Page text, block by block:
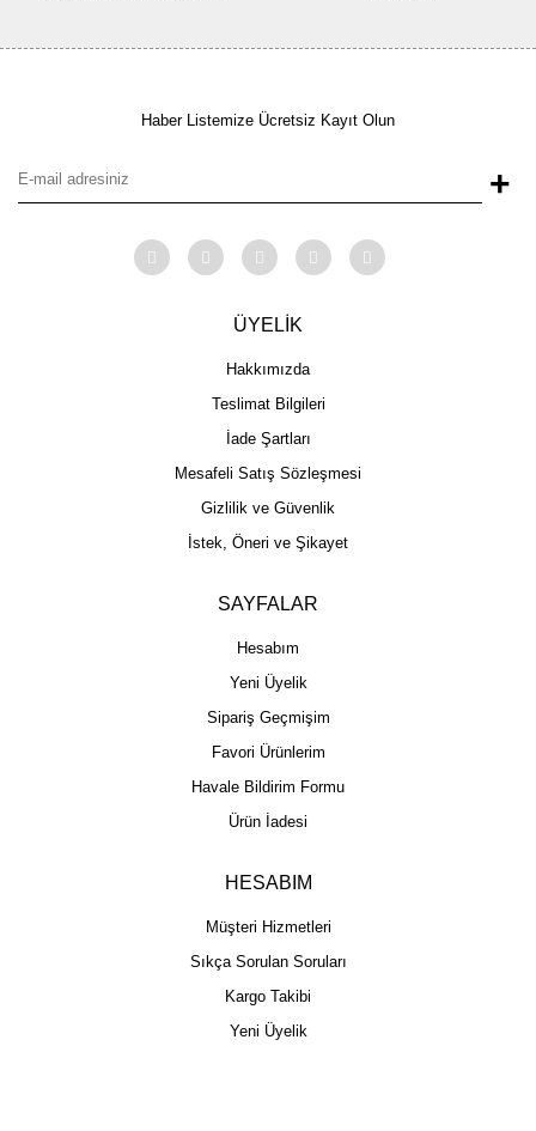
Haber Listemize Ücretsiz Kayıt Olun
+
ÜYELİK
Hakkımızda
Teslimat Bilgileri
İade Şartları
Mesafeli Satış Sözleşmesi
Gizlilik ve Güvenlik
İstek, Öneri ve Şikayet
SAYFALAR
Hesabım
Yeni Üyelik
Sipariş Geçmişim
Favori Ürünlerim
Havale Bildirim Formu
Ürün İadesi
HESABIM
Müşteri Hizmetleri
Sıkça Sorulan Soruları
Kargo Takibi
Yeni Üyelik